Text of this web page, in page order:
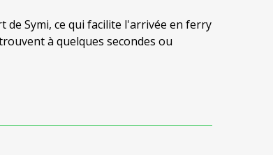
Symi, ce qui facilite l'arrivée en ferry
à quelques secondes ou